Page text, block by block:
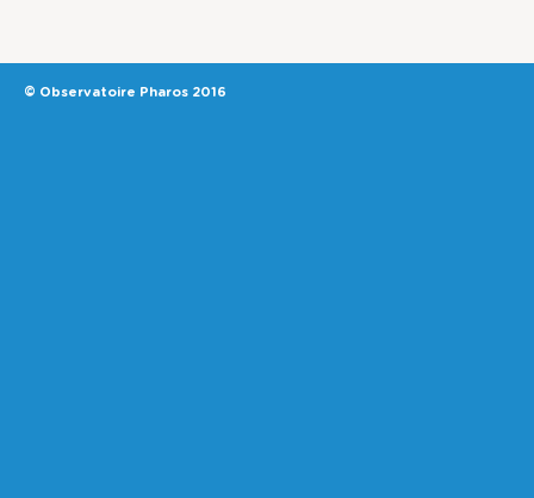
© Observatoire Pharos 2016